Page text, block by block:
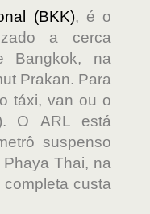
(BKK), é o
a cerca
na
Prakan. Para
táxi, van ou o
O ARL está
suspenso
Thai, na
custa